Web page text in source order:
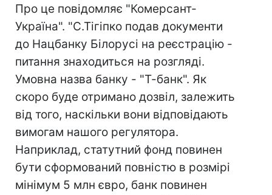
Про це повідомляє "Комерсант-
Україна". "С.Тігіпко подав документи
до Нацбанку Білорусі на реєстрацію -
питання знаходиться на розгляді.
Умовна назва банку - "Т-банк". Як
скоро буде отримано дозвіл, залежить
від того, наскільки вони відповідають
вимогам нашого регулятора.
Наприклад, статутний фонд повинен
бути сформований повністю в розмірі
мінімум 5 млн євро, банк повинен